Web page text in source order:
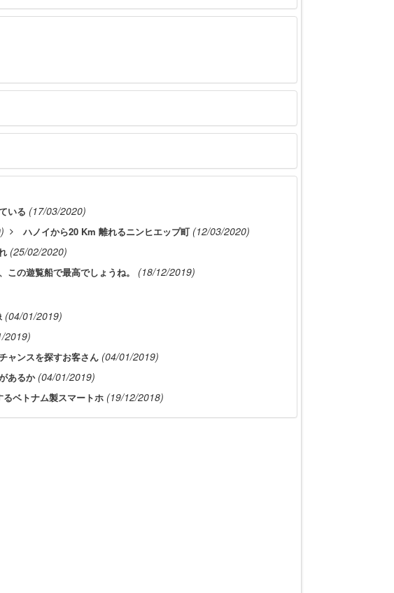
いる (17/03/2020)
ハノイから20 Km 離れるニンヒエップ町 (12/03/2020)
(25/02/2020)
の遊覧船で最高でしょうね。
(18/12/2019)
(04/01/2019)
2019)
ャンスを探すお客さん (04/01/2019)
あるか (04/01/2019)
ベトナム製スマートホ (19/12/2018)